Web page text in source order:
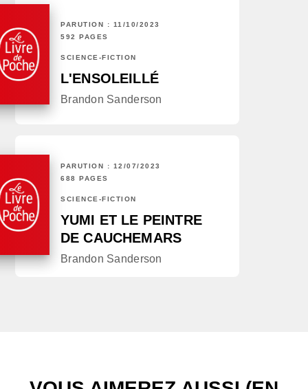
PARUTION : 11/10/2023
592 PAGES
SCIENCE-FICTION
L'ENSOLEILLÉ
Brandon Sanderson
PARUTION : 12/07/2023
688 PAGES
SCIENCE-FICTION
YUMI ET LE PEINTRE
DE CAUCHEMARS
Brandon Sanderson